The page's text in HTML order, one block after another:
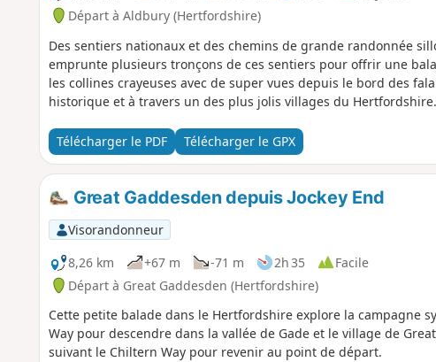
Départ à Aldbury (Hertfordshire)
Des sentiers nationaux et des chemins de grande randonnée
emprunte plusieurs tronçons de ces sentiers pour offrir une
les collines crayeuses avec de super vues depuis le bord des
historique et à travers un des plus jolis villages du Hertfordshire.
Télécharger le PDF Télécharger le GPX
Great Gaddesden depuis Jockey End
Visorandonneur
8,26 km
+67 m -71 m 2h 35
Facile
Départ à Great Gaddesden (Hertfordshire)
Cette petite balade dans le Hertfordshire explore la campagne
Way pour descendre dans la vallée de Gade et le village de
suivant le Chiltern Way pour revenir au point de départ.